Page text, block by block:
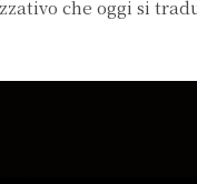
che oggi si